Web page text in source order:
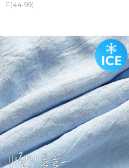
F(44-99)